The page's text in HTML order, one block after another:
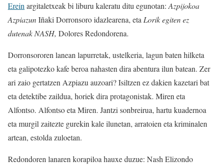
Ereinargitaletxeak bi liburu kaleratu ditu egunotan:Azpijokoa
AzpiazunIñaki Dorronsoro idazlearena, etaLorik egiten ez
dutenak NASH, Dolores Redondorena.
Dorronsororen lanean lapurretak, ustelkeria, lagun baten hilketa
eta galipotezko kafe beroa nahasten dira abentura ilun batean. Zer
ari zaio gertatzen Azpiazu auzoari? Isiltzen ez dakien kazetari bat
eta detektibe zaildua, horiek dira protagonistak. Miren eta
Alfontso. Alfontso eta Miren. Jantzi sonbreirua, hartu kuadernoa
eta murgil zaitezte gurekin kale ilunetan, arratoien eta kriminalen
artean, estolda zuloetan.
Redondoren lanaren korapiloa hauxe duzue: Nash Elizondo